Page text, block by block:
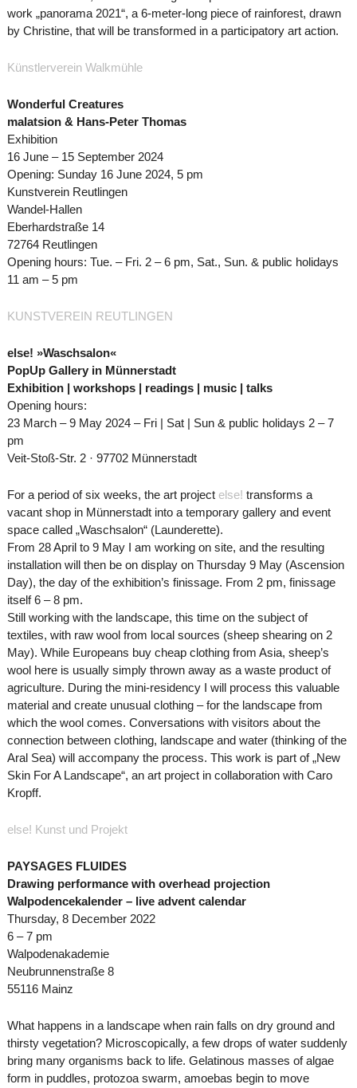
work „panorama 2021“, a 6-meter-long piece of rainforest, drawn
by Christine, that will be transformed in a participatory art action.
Künstlerverein Walkmühle
Wonderful Creatures
malatsion & Hans-Peter Thomas
Exhibition
16 June – 15 September 2024
Opening: Sunday 16 June 2024, 5 pm
Kunstverein Reutlingen
Wandel-Hallen
Eberhardstraße 14
72764 Reutlingen
Opening hours: Tue. – Fri. 2 – 6 pm, Sat., Sun. & public holidays
11 am – 5 pm
KUNSTVEREIN REUTLINGEN
else! »Waschsalon«
PopUp Gallery in Münnerstadt
Exhibition | workshops | readings | music | talks
Opening hours:
23 March – 9 May 2024 – Fri | Sat | Sun & public holidays 2 – 7
pm
Veit-Stoß-Str. 2 · 97702 Münnerstadt
For a period of six weeks, the art project else! transforms a
vacant shop in Münnerstadt into a temporary gallery and event
space called „Waschsalon“ (Launderette).
From 28 April to 9 May I am working on site, and the resulting
installation will then be on display on Thursday 9 May (Ascension
Day), the day of the exhibition’s finissage. From 2 pm, finissage
itself 6 – 8 pm.
Still working with the landscape, this time on the subject of
textiles, with raw wool from local sources (sheep shearing on 2
May). While Europeans buy cheap clothing from Asia, sheep’s
wool here is usually simply thrown away as a waste product of
agriculture. During the mini-residency I will process this valuable
material and create unusual clothing – for the landscape from
which the wool comes. Conversations with visitors about the
connection between clothing, landscape and water (thinking of the
Aral Sea) will accompany the process. This work is part of „New
Skin For A Landscape“, an art project in collaboration with Caro
Kropff.
else! Kunst und Projekt
PAYSAGES FLUIDES
Drawing performance with overhead projection
Walpodencekalender – live advent calendar
Thursday, 8 December 2022
6 – 7 pm
Walpodenakademie
Neubrunnenstraße 8
55116 Mainz
What happens in a landscape when rain falls on dry ground and
thirsty vegetation? Microscopically, a few drops of water suddenly
bring many organisms back to life. Gelatinous masses of algae
form in puddles, protozoa swarm, amoebas begin to move